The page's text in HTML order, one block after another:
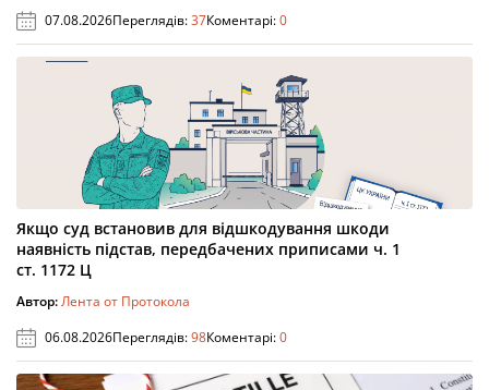
07.08.2026Переглядів:37Коментарі:0
Якщо суд встановив для відшкодування шкоди
наявність підстав, передбачених приписами ч. 1
ст. 1172 Ц
Автор:Лента от Протокола
06.08.2026Переглядів:98Коментарі:0